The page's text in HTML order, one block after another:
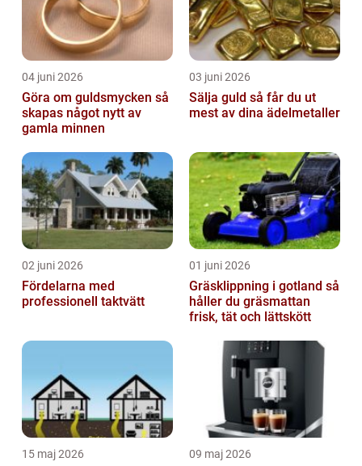
04 juni 2026
Göra om guldsmycken så
skapas något nytt av
gamla minnen
03 juni 2026
Sälja guld så får du ut
mest av dina ädelmetaller
02 juni 2026
Fördelarna med
professionell taktvätt
01 juni 2026
Gräsklippning i gotland så
håller du gräsmattan
frisk, tät och lättskött
15 maj 2026 09 maj 2026